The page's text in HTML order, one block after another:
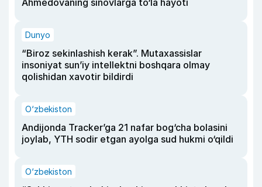
Dunyo
“Biroz sekinlashish kerak”. Mutaxassislar
insoniyat sun’iy intellektni boshqara olmay
qolishidan xavotir bildirdi
O‘zbekiston
Andijonda Tracker’ga 21 nafar bog‘cha bolasini
joylab, YTH sodir etgan ayolga sud hukmi o‘qildi
O‘zbekiston